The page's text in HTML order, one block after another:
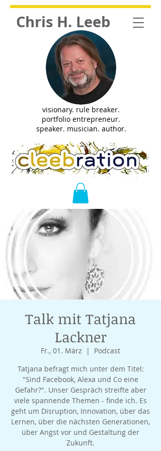
Chris H. Leeb
visionary. rule breaker.
portfolio entrepreneur.
speaker. musician. author.
Talk mit Tatjana
Lackner
Fr., 01. März
  |
Podcast
Tatjana befragt mich unter dem Titel:
"Sind Facebook, Alexa und Co eine
Gefahr?". Unser Gespräch streifte aber
viele spannende Themen - finde ich. Es
geht um Disruption, Innovation, über das
Lernen, über die nächsten Generationen,
über Angst vor und Gestaltung der
Zukunft.